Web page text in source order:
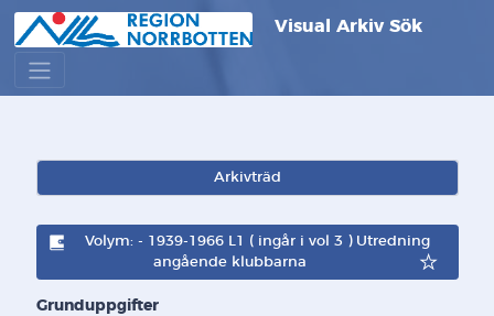
Visual Arkiv Sök
Arkivträd
Volym: - 1939-1966 L1 ( ingår i vol 3 ) Utredning
angående klubbarna
Grunduppgifter